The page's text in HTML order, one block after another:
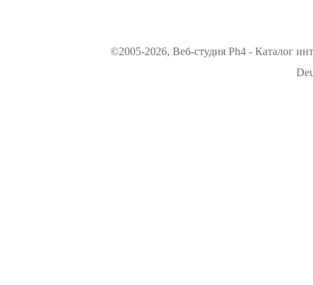
©2005-2026, Веб-студия Ph4 - Каталог